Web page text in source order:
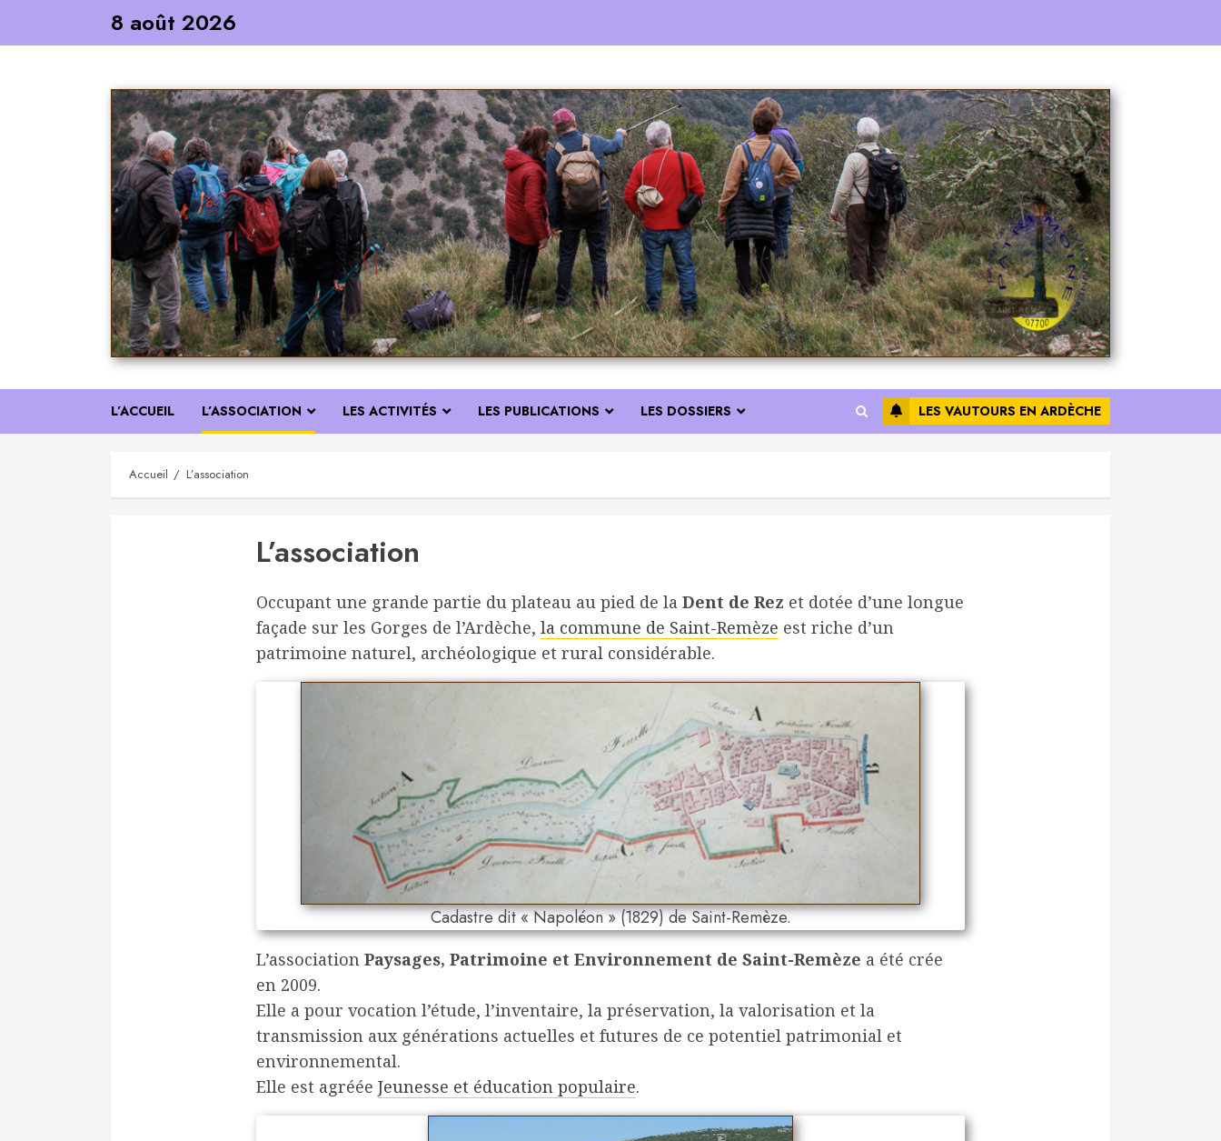
8 août 2026
L’ACCUEIL L’ASSOCIATION LES ACTIVITÉS LES PUBLICATIONS LES DOSSIERS LES VAUTOURS EN ARDÈCHE
Accueil L’association
L’association
Occupant une grande partie du plateau au pied de la Dent de Rez et dotée d’une longue
façade sur les Gorges de l’Ardèche, la commune de Saint-Remèze est riche d’un
patrimoine naturel, archéologique et rural considérable.
Cadastre dit « Napoléon » (1829) de Saint-Remèze.
L’association Paysages, Patrimoine et Environnement de Saint-Remèze a été crée
en 2009.
Elle a pour vocation l’étude, l’inventaire, la préservation, la valorisation et la
transmission aux générations actuelles et futures de ce potentiel patrimonial et
environnemental.
Elle est agréée Jeunesse et éducation populaire.